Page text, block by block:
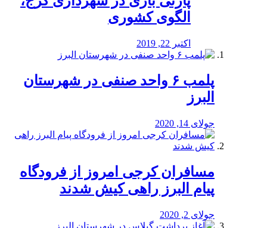
الگوی کشوری
اکتبر 22, 2019
پلمب ۶ واحد صنفی در شهرستان
البرز
جولای 14, 2020
مسافران کرجی امروز از فرودگاه
پیام البرز راهی کیش شدند
جولای 2, 2020